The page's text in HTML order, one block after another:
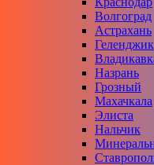
Волгоград
Астрахань
Геленджик
Назрань
Грозный
Махачкала
Элиста
Нальчик